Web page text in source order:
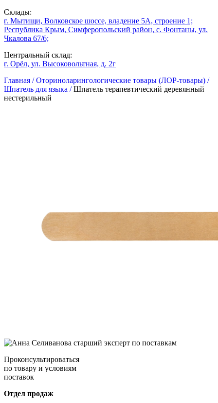
Склады:
г. Мытищи, Волковское шоссе, владение 5А, строение 1;
Республика Крым, Симферопольский район, с. Фонтаны, ул.
Чкалова 67/6;
Центральный склад:
г. Орёл, ул. Высоковольтная, д. 2г
Главная /Оториноларингологические товары (ЛОР-товары) /
Шпатель для языка /Шпатель терапевтический деревянный
нестерильный
Проконсультироваться
по товару и условиям
поставок
Отдел продаж